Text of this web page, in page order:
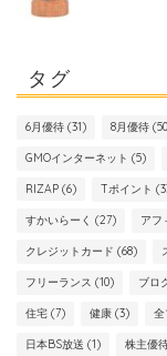
タグ
6月優待 (31) 8月優待
GMOインターネット (5)
RIZAP (6) Tポイント
すかいらーく (27) アフ
クレジットカード (68)
フリーランス (10) ブロ
住宅 (7) 健康 (3) 全
日本BS放送 (1) 株主優